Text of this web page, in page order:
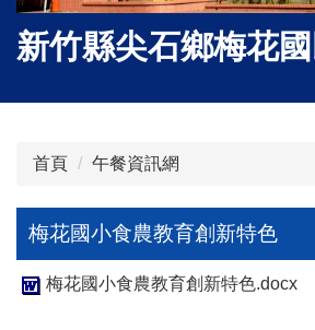
新竹縣尖石鄉梅花
首頁 午餐資訊網
梅花國小食農教育創新特色
梅花國小食農教育創新特色.docx